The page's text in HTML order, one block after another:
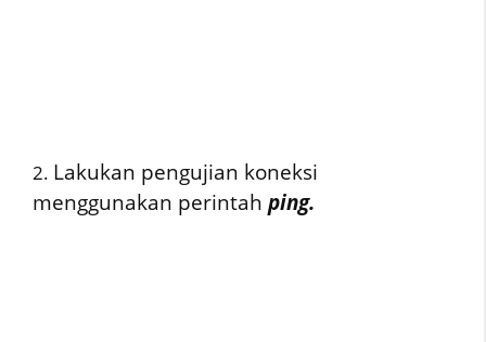
2. Lakukan pengujian koneksi
menggunakan perintah ping.